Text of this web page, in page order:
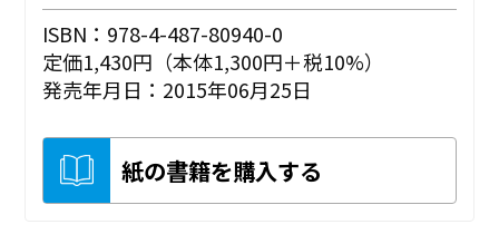
ISBN：978-4-487-80940-0
定価1,430円（本体1,300円＋税10%）
発売年月日：2015年06月25日
紙の書籍を購入する